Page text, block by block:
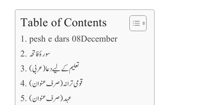
Table of Contents
pesh e dars 08December
سورۂ فاتحہ
تعلیم کے لیے دعا (عربی)
قومی ترانہ (صرف عنوان)
عہد (صرف عنوان)